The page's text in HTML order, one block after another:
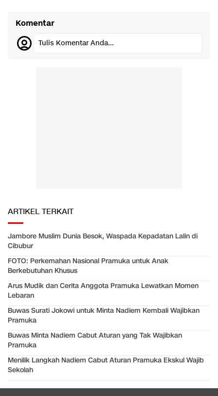
Komentar
Tulis Komentar Anda...
ARTIKEL TERKAIT
Jambore Muslim Dunia Besok, Waspada Kepadatan Lalin di
Cibubur
FOTO: Perkemahan Nasional Pramuka untuk Anak
Berkebutuhan Khusus
Arus Mudik dan Cerita Anggota Pramuka Lewatkan Momen
Lebaran
Buwas Surati Jokowi untuk Minta Nadiem Kembali Wajibkan
Pramuka
Buwas Minta Nadiem Cabut Aturan yang Tak Wajibkan
Pramuka
Menilik Langkah Nadiem Cabut Aturan Pramuka Ekskul Wajib
Sekolah